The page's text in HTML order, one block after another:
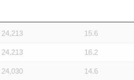
24,213 15.6
24,213 16.2
24,030 14.6